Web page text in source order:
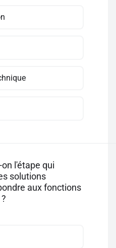
l'étape qui
solutions
aux fonctions